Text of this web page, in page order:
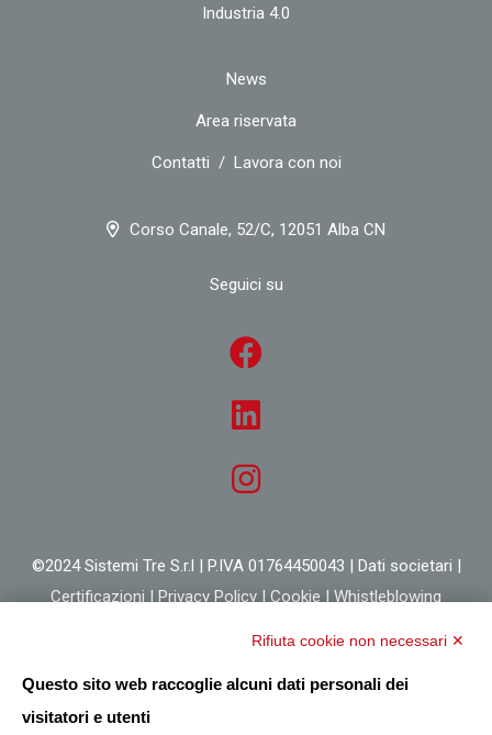
Industria 4.0
News
Area riservata
Contatti / Lavora con noi
Corso Canale, 52/C, 12051 Alba CN
Seguici su
©2024 Sistemi Tre S.r.l | P.IVA 01764450043 | Dati societari |
Certificazioni | Privacy Policy | Cookie | Whistleblowing
Rifiuta cookie non necessari ✕
Questo sito web raccoglie alcuni dati personali dei
visitatori e utenti